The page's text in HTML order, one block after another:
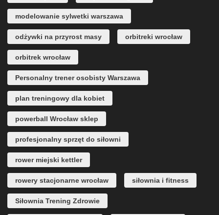
modelowanie sylwetki warszawa
odżywki na przyrost masy orbitreki wrocław
orbitrek wrocław
Personalny trener osobisty Warszawa
plan treningowy dla kobiet
powerball Wrocław sklep
profesjonalny sprzęt do siłowni
rower miejski kettler
rowery stacjonarne wrocław siłownia i fitness
Siłownia Trening Zdrowie